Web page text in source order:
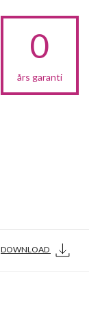
0
års garanti
DOWNLOAD